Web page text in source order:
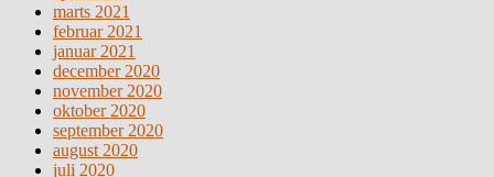
marts 2021
februar 2021
januar 2021
december 2020
november 2020
oktober 2020
september 2020
august 2020
juli 2020